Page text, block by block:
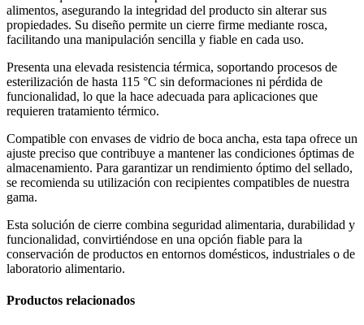
alimentos, asegurando la integridad del producto sin alterar sus
propiedades. Su diseño permite un cierre firme mediante rosca,
facilitando una manipulación sencilla y fiable en cada uso.
Presenta una elevada resistencia térmica, soportando procesos de
esterilización de hasta 115 °C sin deformaciones ni pérdida de
funcionalidad, lo que la hace adecuada para aplicaciones que
requieren tratamiento térmico.
Compatible con envases de vidrio de boca ancha, esta tapa ofrece un
ajuste preciso que contribuye a mantener las condiciones óptimas de
almacenamiento. Para garantizar un rendimiento óptimo del sellado,
se recomienda su utilización con recipientes compatibles de nuestra
gama.
Esta solución de cierre combina seguridad alimentaria, durabilidad y
funcionalidad, convirtiéndose en una opción fiable para la
conservación de productos en entornos domésticos, industriales o de
laboratorio alimentario.
Productos relacionados